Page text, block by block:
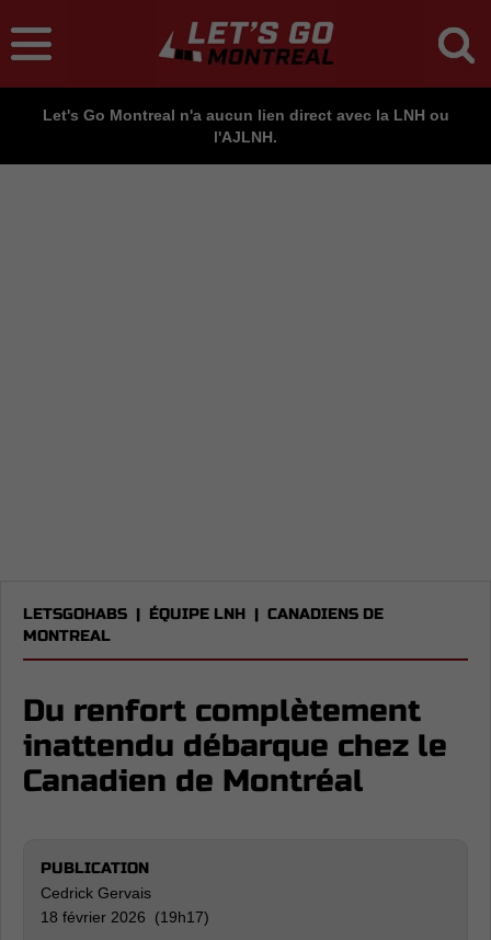
Let's Go Montreal n'a aucun lien direct avec la LNH ou
l'AJLNH.
LETSGOHABS | ÉQUIPE LNH | CANADIENS DE
MONTREAL
Du renfort complètement
inattendu débarque chez le
Canadien de Montréal
PUBLICATION
Cedrick Gervais
18 février 2026 (19h17)